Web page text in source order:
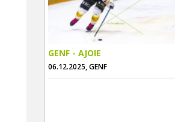
GENF - AJOIE
06.12.2025, GENF